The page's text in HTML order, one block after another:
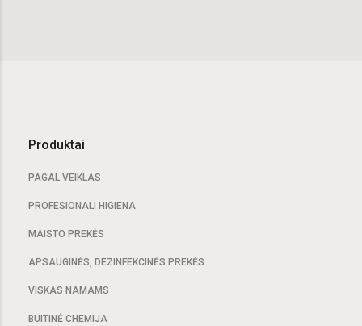
Produktai
PAGAL VEIKLAS
PROFESIONALI HIGIENA
MAISTO PREKĖS
APSAUGINĖS, DEZINFEKCINĖS PREKĖS
VISKAS NAMAMS
BUITINĖ CHEMIJA